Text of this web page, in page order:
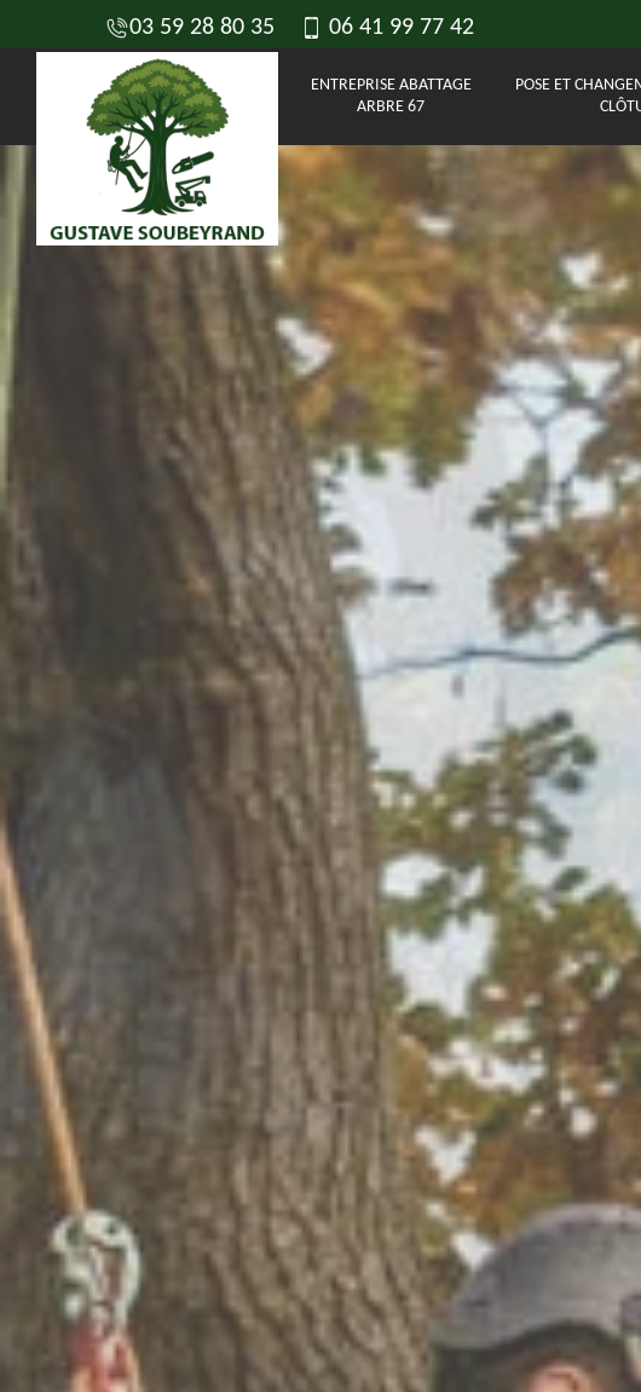
03 59 28 80 35 06 41 99 77 42
ENTREPRISE ABATTAGE
ARBRE 67
POSE ET